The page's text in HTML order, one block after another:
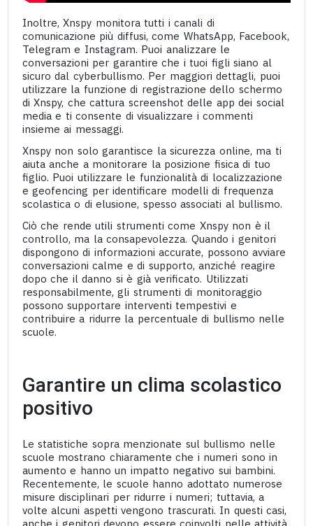
Inoltre, Xnspy monitora tutti i canali di
comunicazione più diffusi, come WhatsApp, Facebook,
Telegram e Instagram. Puoi analizzare le
conversazioni per garantire che i tuoi figli siano al
sicuro dal cyberbullismo. Per maggiori dettagli, puoi
utilizzare la funzione di registrazione dello schermo
di Xnspy, che cattura screenshot delle app dei social
media e ti consente di visualizzare i commenti
insieme ai messaggi.
Xnspy non solo garantisce la sicurezza online, ma ti
aiuta anche a monitorare la posizione fisica di tuo
figlio. Puoi utilizzare le funzionalità di localizzazione
e geofencing per identificare modelli di frequenza
scolastica o di elusione, spesso associati al bullismo.
Ciò che rende utili strumenti come Xnspy non è il
controllo, ma la consapevolezza. Quando i genitori
dispongono di informazioni accurate, possono avviare
conversazioni calme e di supporto, anziché reagire
dopo che il danno si è già verificato. Utilizzati
responsabilmente, gli strumenti di monitoraggio
possono supportare interventi tempestivi e
contribuire a ridurre la percentuale di bullismo nelle
scuole.
Garantire un clima scolastico
positivo
Le statistiche sopra menzionate sul bullismo nelle
scuole mostrano chiaramente che i numeri sono in
aumento e hanno un impatto negativo sui bambini.
Recentemente, le scuole hanno adottato numerose
misure disciplinari per ridurre i numeri; tuttavia, a
volte alcuni aspetti vengono trascurati. In questi casi,
anche i genitori devono essere coinvolti nelle attività